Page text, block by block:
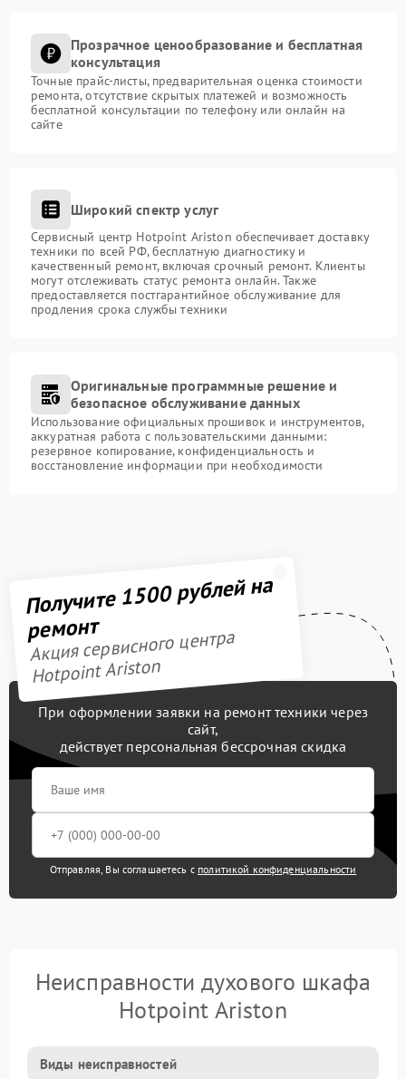
Прозрачное ценообразование и бесплатная
консультация
Точные прайс-листы, предварительная оценка стоимости
ремонта, отсутствие скрытых платежей и возможность
бесплатной консультации по телефону или онлайн на
сайте
Широкий спектр услуг
Сервисный центр Hotpoint Ariston обеспечивает доставку
техники по всей РФ, бесплатную диагностику и
качественный ремонт, включая срочный ремонт. Клиенты
могут отслеживать статус ремонта онлайн. Также
предоставляется постгарантийное обслуживание для
продления срока службы техники
Оригинальные программные решение и
безопасное обслуживание данных
Использование официальных прошивок и инструментов,
аккуратная работа с пользовательскими данными:
резервное копирование, конфиденциальность и
восстановление информации при необходимости
Получите 1500 рублей на
ремонт
Акция сервисного центра
Hotpoint Ariston
При оформлении заявки на ремонт техники через
сайт,
действует персональная бессрочная скидка
Отправляя, Вы соглашаетесь с политикой конфиденциальности
Неисправности духового шкафа
Hotpoint Ariston
Виды неисправностей